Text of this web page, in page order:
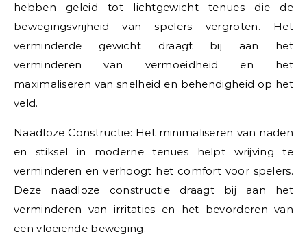
hebben geleid tot lichtgewicht tenues die de
bewegingsvrijheid van spelers vergroten. Het
verminderde gewicht draagt bij aan het
verminderen van vermoeidheid en het
maximaliseren van snelheid en behendigheid op het
veld.
Naadloze Constructie: Het minimaliseren van naden
en stiksel in moderne tenues helpt wrijving te
verminderen en verhoogt het comfort voor spelers.
Deze naadloze constructie draagt bij aan het
verminderen van irritaties en het bevorderen van
een vloeiende beweging.